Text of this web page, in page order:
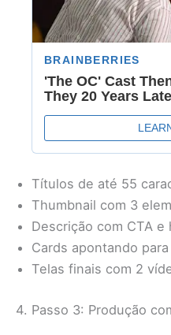
Títulos de até 55
Thumbnail com 3
Descrição com CTA e
Cards apontando
Telas finais com 2
4. Passo 3: Produção